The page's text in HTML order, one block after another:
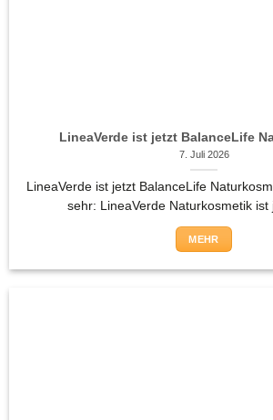
LineaVerde ist jetzt BalanceLife
7. Juli 2026
LineaVerde ist jetzt BalanceLife
sehr: LineaVerde Naturkosmetik ist
MEHR